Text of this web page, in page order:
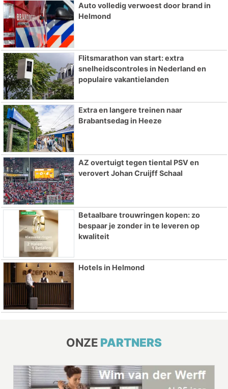
Auto volledig verwoest door brand in
Helmond
Flitsmarathon van start: extra
snelheidscontroles in Nederland en
populaire vakantielanden
Extra en langere treinen naar
Brabantsedag in Heeze
AZ overtuigt tegen tiental PSV en
verovert Johan Cruijff Schaal
Betaalbare trouwringen kopen: zo
bespaar je zonder in te leveren op
kwaliteit
Hotels in Helmond
ONZE PARTNERS